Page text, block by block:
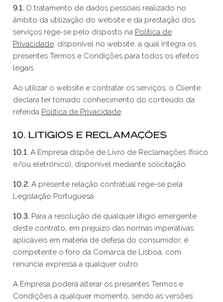
9.1. O tratamento de dados pessoais realizado no
âmbito da utilização do website e da prestação dos
serviços rege-se pelo disposto na Política de
Privacidade, disponível no website, a qual integra os
presentes Termos e Condições para todos os efeitos
legais.
Ao utilizar o website e contratar os serviços, o Cliente
declara ter tomado conhecimento do conteúdo da
referida Política de Privacidade.
10. Litígios e Reclamações
10.1. A Empresa dispõe de Livro de Reclamações (físico
e/ou eletrónico), disponível mediante solicitação.
10.2. A presente relação contratual rege-se pela
Legislação Portuguesa.
10.3. Para a resolução de qualquer litígio emergente
deste contrato, em prejuízo das normas imperativas
aplicáveis em matéria de defesa do consumidor, é
competente o foro da Comarca de Lisboa, com
renúncia expressa a qualquer outro.
A Empresa poderá alterar os presentes Termos e
Condições a qualquer momento, sendo as versões